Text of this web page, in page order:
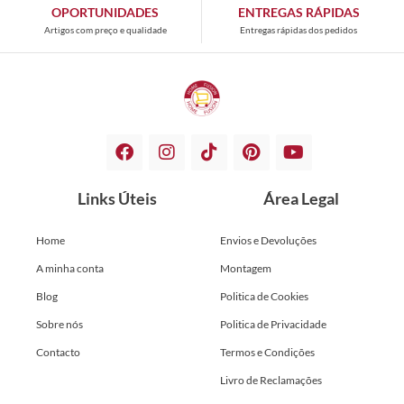
OPORTUNIDADES
Artigos com preço e qualidade
ENTREGAS RÁPIDAS
Entregas rápidas dos pedidos
Links Úteis
Home
A minha conta
Blog
Sobre nós
Contacto
Área Legal
Envios e Devoluções
Montagem
Politica de Cookies
Politica de Privacidade
Termos e Condições
Livro de Reclamações